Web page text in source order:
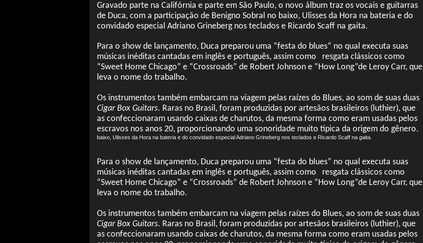
Gravado parte na Califórnia e parte em São Paulo, o novo álbum traz os vocais e guitarras
de Duca, com a participação de Benigno Sobral no baixo, Ulisses da Hora na bateria e do
convidado especial Adriano Grineberg nos teclados e Ricardo Scaff na gaita.
Para o show de lançamento, Duca preparou uma “festa do blues” no qual executa suas
músicas inéditas cantadas em inglês e português, assim como resgata clássicos como
“Sweet Home Chicago” e “Crossroads” de Robert Johnson e “How Long”de Leroy Carr, que
leva o nome do trabalho.
Os instrumentos também embarcam na viagem pelas raízes do Blues, ao som de suas duas
Cigar Box Guitars. Raras no Brasil, foram produzidas por artesãos brasileiros (luthier), que
as confeccionaram usando caixas de charutos, da mesma forma como eram usadas pelos
escravos nos anos 20, proporcionando uma sonoridade muito típica da origem do gênero.
baixo, Ulisses da Hora na bateria e do convidado especial Adriano Grineberg nos teclados e Ricardo Scaff na gaita.
Para o show de lançamento, Duca preparou uma “festa do blues” no qual executa suas
músicas inéditas cantadas em inglês e português, assim como resgata clássicos como
“Sweet Home Chicago” e “Crossroads” de Robert Johnson e “How Long”de Leroy Carr, que
leva o nome do trabalho.
Os instrumentos também embarcam na viagem pelas raízes do Blues, ao som de suas duas
Cigar Box Guitars. Raras no Brasil, foram produzidas por artesãos brasileiros (luthier), que
as confeccionaram usando caixas de charutos, da mesma forma como eram usadas pelos